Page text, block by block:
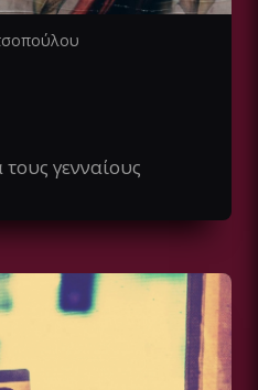
γενναίους